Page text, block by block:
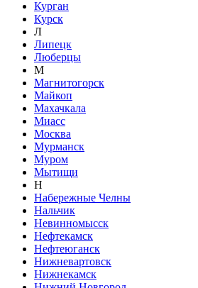
Курган
Курск
Л
Липецк
Люберцы
М
Магнитогорск
Майкоп
Махачкала
Миасс
Москва
Мурманск
Муром
Мытищи
Н
Набережные Челны
Нальчик
Невинномысск
Нефтекамск
Нефтеюганск
Нижневартовск
Нижнекамск